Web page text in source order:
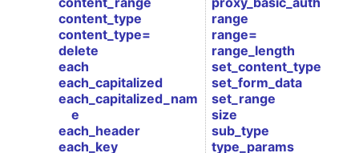
content_type
content_type=
delete
each
each_capitalized
each_capitalized_nam
e
each_header
each_key
range
range=
range_length
set_content_type
set_form_data
set_range
size
sub_type
type_params